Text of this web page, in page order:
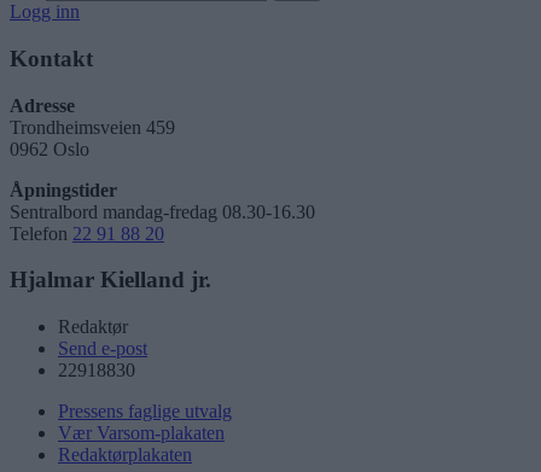
Logg inn
Kontakt
Adresse
Trondheimsveien 459
0962 Oslo
Åpningstider
Sentralbord mandag-fredag 08.30-16.30
Telefon 22 91 88 20
Hjalmar Kielland jr.
Redaktør
Send e-post
22918830
Pressens faglige utvalg
Vær Varsom-plakaten
Redaktørplakaten